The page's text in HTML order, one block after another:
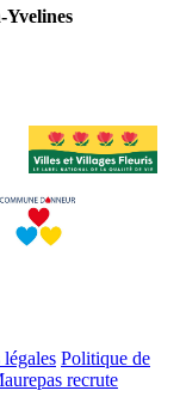
Politique de
recrute